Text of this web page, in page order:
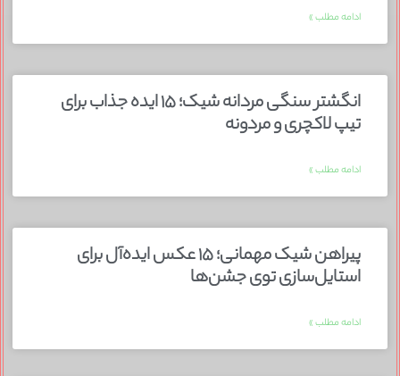
ادامه مطلب »
انگشتر سنگی مردانه شیک؛ ۱۵ ایده جذاب برای
تیپ لاکچری و مردونه
ادامه مطلب »
پیراهن شیک مهمانی؛ ۱۵ عکس ایده‌آل برای
استایل‌سازی توی جشن‌ها
ادامه مطلب »